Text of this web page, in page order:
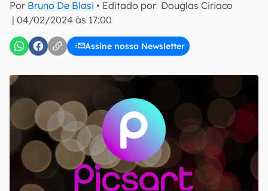
Por Bruno De Blasi • Editado por Douglas Ciriaco
| 04/02/2024 às 17:00
Assine nossa Newsletter
Confirmo que li, aceito e concordo com os